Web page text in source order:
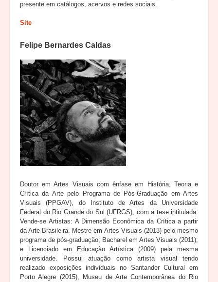
presente em catálogos, acervos e redes sociais.
Site
Felipe Bernardes Caldas
Doutor em Artes Visuais com ênfase em História, Teoria e
Crítica da Arte pelo Programa de Pós-Graduação em Artes
Visuais (PPGAV), do Instituto de Artes da Universidade
Federal do Rio Grande do Sul (UFRGS), com a tese intitulada:
Vende-se Artistas: A Dimensão Econômica da Crítica a partir
da Arte Brasileira. Mestre em Artes Visuais (2013) pelo mesmo
programa de pós-graduação; Bacharel em Artes Visuais (2011);
e Licenciado em Educação Artística (2009) pela mesma
universidade. Possui atuação como artista visual tendo
realizado exposições individuais no Santander Cultural em
Porto Alegre (2015), Museu de Arte Contemporânea do Rio